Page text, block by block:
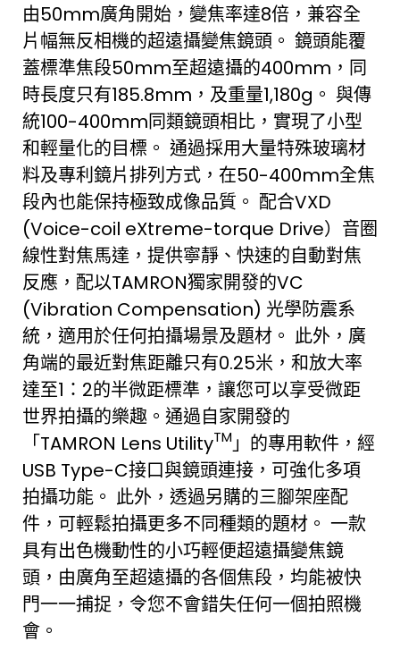
由50mm廣角開始，變焦率達8倍，兼容全
片幅無反相機的超遠攝變焦鏡頭。 鏡頭能覆
蓋標準焦段50mm至超遠攝的400mm，同
時長度只有185.8mm，及重量1,180g。 與傳
統100-400mm同類鏡頭相比，實現了小型
和輕量化的目標。 通過採用大量特殊玻璃材
料及專利鏡片排列方式，在50-400mm全焦
段內也能保持極致成像品質。 配合VXD
(Voice-coil eXtreme-torque Drive）音圈
線性對焦馬達，提供寧靜、快速的自動對焦
反應，配以TAMRON獨家開發的VC
(Vibration Compensation) 光學防震系
統，適用於任何拍攝場景及題材。 此外，廣
角端的最近對焦距離只有0.25米，和放大率
達至1：2的半微距標準，讓您可以享受微距
世界拍攝的樂趣。通過自家開發的
「TAMRON Lens UtilityTM 」的專用軟件，經
USB Type-C接口與鏡頭連接，可強化多項
拍攝功能。 此外，透過另購的三腳架座配
件，可輕鬆拍攝更多不同種類的題材。 一款
具有出色機動性的小巧輕便超遠攝變焦鏡
頭，由廣角至超遠攝的各個焦段，均能被快
門一一捕捉，令您不會錯失任何一個拍照機
會。